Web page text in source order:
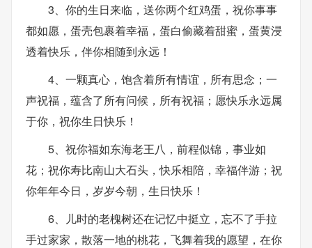
3、你的生日来临，送你两个红鸡蛋，祝你事事
都如愿，蛋壳包裹着幸福，蛋白偷藏着甜蜜，蛋黄浸
透着快乐，伴你相随到永远！
4、一颗真心，饱含着所有情谊，所有思念；一
声祝福，蕴含了所有问候，所有祝福；愿快乐永远属
于你，祝你生日快乐！
5、祝你福如东海老王八，前程似锦，事业如
花；祝你寿比南山大石头，快乐相陪，幸福伴游；祝
你年年今日，岁岁今朝，生日快乐！
6、儿时的老槐树还在记忆中挺立，忘不了手拉
手过家家，散落一地的桃花，飞舞着我的愿望，在你